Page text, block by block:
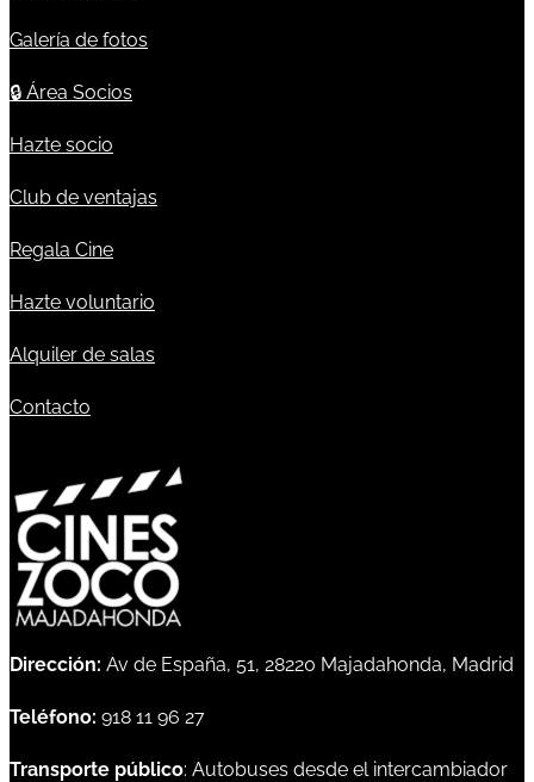
Galería de fotos
🔒 Área Socios
Hazte socio
Club de ventajas
Regala Cine
Hazte voluntario
Alquiler de salas
Contacto
Dirección: Av de España, 51, 28220 Majadahonda, Madrid
Teléfono: 918 11 96 27
Transporte público: Autobuses desde el intercambiador